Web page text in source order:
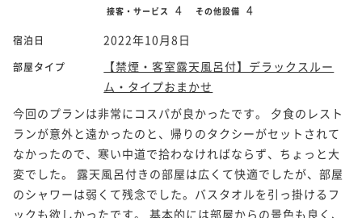
接客・サービス 4 その他設備 4
宿泊日 2022年10月8日
部屋タイプ
【禁煙・客室露天風呂付】デラックスルー
ム・タイプおまかせ
今回のプランは非常にコスパが良かったです。 夕食のレスト
ランが意外と遠かったのと、帰りのタクシーがセットされて
なかったので、寒い中道で拾わなければならず、ちょっと大
変でした。 露天風呂付きの部屋は広くて快適でしたが、部屋
のシャワーは弱くて残念でした。バスタオルを引っ掛けるフ
ックも欲しかったです。 基本的には部屋からの景色も良く、